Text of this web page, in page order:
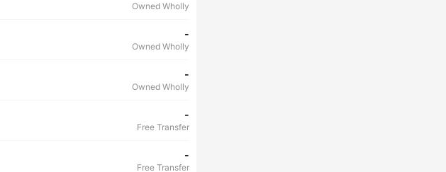
Owned Wholly
-
Owned Wholly
-
Owned Wholly
-
Free Transfer
-
Free Transfer